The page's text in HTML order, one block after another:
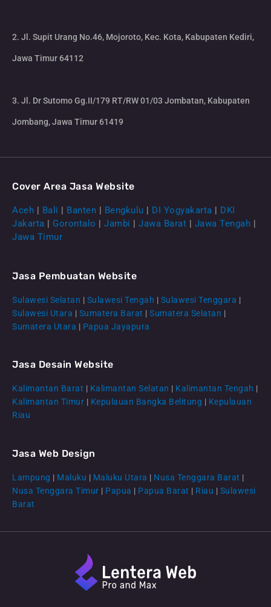
CS Lenteraweb
2. Jl. Supit Urang No.46, Mojoroto, Kec. Kota, Kabupaten Kediri,
Jawa Timur 64112
3. Jl. Dr Sutomo Gg.II/179 RT/RW 01/03 Jombatan, Kabupaten
Jombang, Jawa Timur 61419
Cover Area Jasa Website
Aceh | Bali | Banten | Bengkulu | DI Yogyakarta | DKI
Jakarta | Gorontalo | Jambi | Jawa Barat | Jawa Tengah |
Jawa Timur
Jasa Pembuatan Website
Sulawesi Selatan | Sulawesi Tengah | Sulawesi Tenggara |
Sulawesi Utara | Sumatera Barat | Sumatera Selatan |
Sumatera Utara | Papua Jayapura
Jasa Desain Website
Kalimantan Barat | Kalimantan Selatan | Kalimantan Tengah |
Kalimantan Timur | Kepulauan Bangka Belitung | Kepulauan
Riau
Jasa Web Design
Lampung | Maluku | Maluku Utara | Nusa Tenggara Barat |
Nusa Tenggara Timur | Papua | Papua Barat | Riau | Sulawesi
Barat